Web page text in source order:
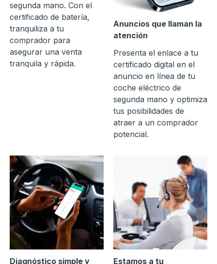
segunda mano. Con el
certificado de batería,
tranquiliza a tu
comprador para
asegurar una venta
tranquila y rápida.
Anuncios que llaman la
atención
Presenta el enlace a tu
certificado digital en el
anuncio en línea de tu
coche eléctrico de
segunda mano y optimiza
tus posibilidades de
atraer a un comprador
potencial.
Diagnóstico simple y
Estamos a tu